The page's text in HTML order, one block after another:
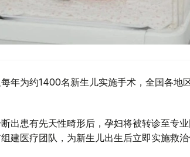
年为约1400名新生儿实施手术，全国各地
出患有先天性畸形后，孕妇将被转诊至专
建医疗团队，为新生儿出生后立即实施救治